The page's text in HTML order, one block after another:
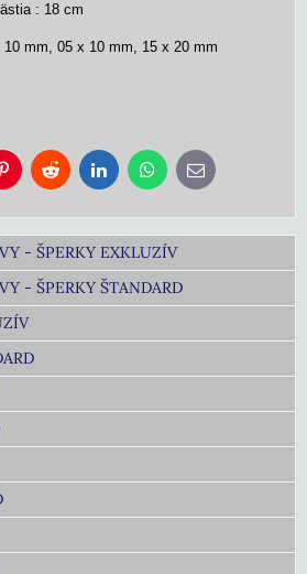
: 18 cm
10 mm, 05 x 10 mm, 15 x 20 mm
PinterestReddit LinkedInWhatsApp
E-
mail
- ŠPERKY EXKLUZÍV
- ŠPERKY ŠTANDARD